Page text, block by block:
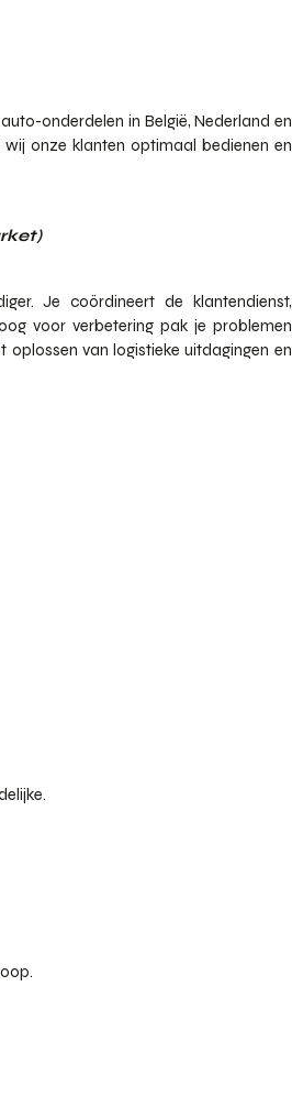
onderdelen in België, Nederland en
onze klanten optimaal bedienen en
Je coördineert de klantendienst,
voor verbetering pak je problemen
van logistieke uitdagingen en